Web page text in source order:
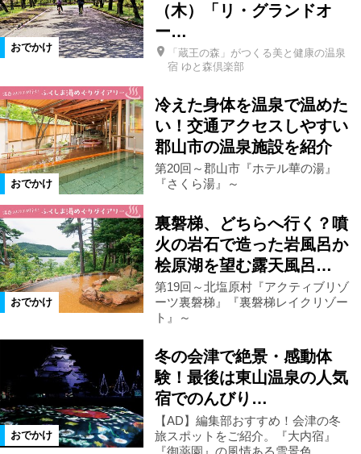
矢吹町 棚倉町
県南エリア 宮城県 磐梯町
玉川村 本宮市 平田村
山形県 天栄村 北塩原村
矢祭町 桑折町 川俣町
西会津町 古殿町 塙町
石川町 福島県全域 泉崎村
おでかけ
（木）「リ・グランドオ
ー…
「蔵王の森」がつくる美と健康の温泉
宿 ゆと森倶楽部
おでかけ
冷えた身体を温泉で温めた
い！交通アクセスしやすい
郡山市の温泉施設を紹介
第20回～郡山市『ホテル華の湯』
『さくら湯』～
おでかけ
裏磐梯、どちらへ行く？噴
火の岩石で造った岩風呂か
桧原湖を望む露天風呂…
第19回～北塩原村『アクティブリゾ
ーツ裏磐梯』『裏磐梯レイクリゾー
ト』～
おでかけ
冬の会津で絶景・感動体
験！最後は東山温泉の人気
宿でのんびり…
【AD】編集部おすすめ！会津の冬
旅スポットをご紹介。『大内宿』
『御薬園』の風情ある雪景色...